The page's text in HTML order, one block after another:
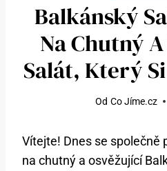
Balkánský
Na Chutný
Salát, Který
Od Co Jíme.cz
Vítejte! Dnes se společně⁢
na chutný‌ a osvěžující